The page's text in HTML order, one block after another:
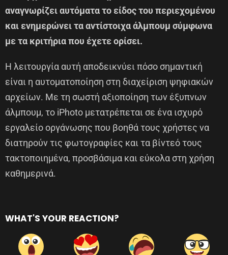
αναγνωρίζει αυτόματα το είδος του περιεχομένου
και ενημερώνει τα αντίστοιχα άλμπουμ σύμφωνα
με τα κριτήρια που έχετε ορίσει.
Η λειτουργία αυτή αποδεικνύει πόσο σημαντική
είναι η αυτοματοποίηση στη διαχείριση ψηφιακών
αρχείων. Με τη σωστή αξιοποίηση των έξυπνων
άλμπουμ, το iPhoto μετατρέπεται σε ένα ισχυρό
εργαλείο οργάνωσης που βοηθά τους χρήστες να
διατηρούν τις φωτογραφίες και τα βίντεό τους
τακτοποιημένα, προσβάσιμα και εύκολα στη χρήση
καθημερινά.
WHAT'S YOUR REACTION?